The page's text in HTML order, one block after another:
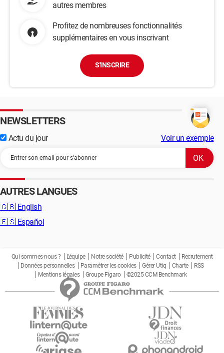
autres membres
Profitez de nombreuses fonctionnalités
supplémentaires en vous inscrivant
S'INSCRIRE
NEWSLETTERS
Actu du jour Voir un exemple
AUTRES LANGUES
🇬🇧 English
🇪🇸 Español
Qui sommes-nous ? L'équipe Notre société Publicité Contact
Recrutement
Données personnelles
Paramétrer les cookies Gérer Utiq Charte
RSS
Mentions légales
Groupe Figaro ©2025 CCM Benchmark